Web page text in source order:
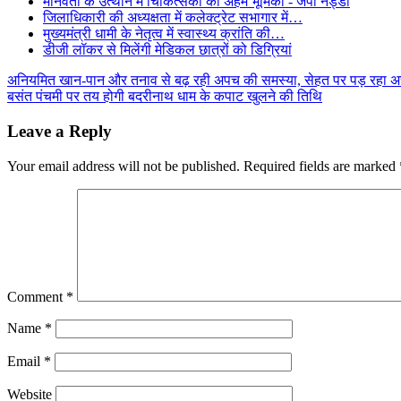
जिलाधिकारी की अध्यक्षता में कलेक्ट्रेट सभागार में…
मुख्यमंत्री धामी के नेतृत्व में स्वास्थ्य क्रांति की…
डीजी लॉकर से मिलेंगी मेडिकल छात्रों को डिग्रियां
Post
navigation
अनियमित खान-पान और तनाव से बढ़ रही अपच की समस्या, सेहत पर पड़ रहा
बसंत पंचमी पर तय होगी बदरीनाथ धाम के कपाट खुलने की तिथि
Leave a Reply
Your email address will not be published. Required fields are marked
Comment *
Name *
Email *
Website